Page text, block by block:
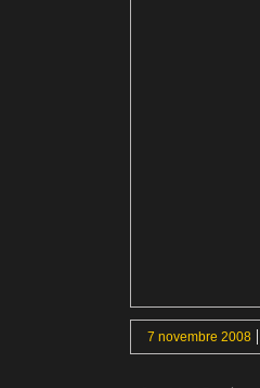
7 novembre 2008